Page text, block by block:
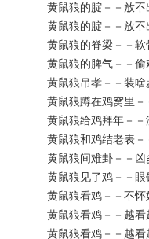
黄鼠狼的腚－－放
黄鼠狼的腚－－放
黄鼠狼的脊梁－－软
黄鼠狼的脾气－－偷
黄鼠狼吊孝－－装啥
黄鼠狼蹲在鸡窝里－
黄鼠狼给鸡拜年－
黄鼠狼和鸡结老表
黄鼠狼间难卦－－
黄鼠狼见了鸡－－眼
黄鼠狼看鸡－－不怀
黄鼠狼看鸡－－越
黄鼠狼看鸡－－越看